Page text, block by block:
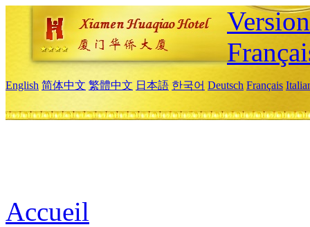
English 简体中文 繁體中文 日本語 한국어 Deutsch Français
Accueil